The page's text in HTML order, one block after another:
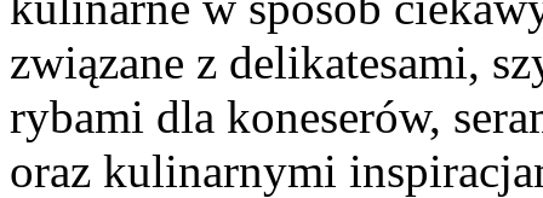
związane z delikatesami,
rybami dla koneserów,
oraz kulinarnymi